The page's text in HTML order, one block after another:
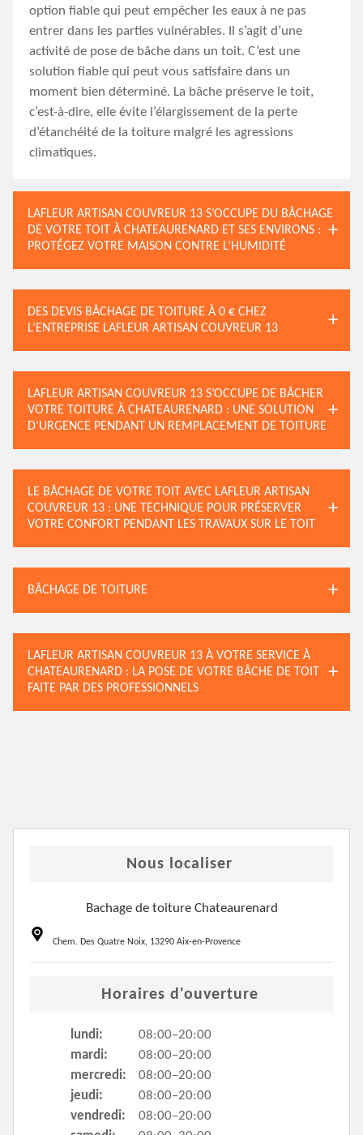
option fiable qui peut empêcher les eaux à ne pas
entrer dans les parties vulnérables. Il s’agit d’une
activité de pose de bâche dans un toit. C’est une
solution fiable qui peut vous satisfaire dans un
moment bien déterminé. La bâche préserve le toit,
c’est-à-dire, elle évite l’élargissement de la perte
d’étanchéité de la toiture malgré les agressions
climatiques.
LAFLEUR ARTISAN COUVREUR 13 S’OCCUPE DU BÂCHAGE
DE VOTRE TOIT À CHATEAURENARD ET SES ENVIRONS :
PROTÉGEZ VOTRE MAISON CONTRE L’HUMIDITÉ
DES DEVIS BÂCHAGE DE TOITURE À 0 € CHEZ
L’ENTREPRISE LAFLEUR ARTISAN COUVREUR 13
LAFLEUR ARTISAN COUVREUR 13 S’OCCUPE DE BÂCHER
VOTRE TOITURE À CHATEAURENARD : UNE SOLUTION
D’URGENCE PENDANT UN REMPLACEMENT DE TOITURE
LE BÂCHAGE DE VOTRE TOIT AVEC LAFLEUR ARTISAN
COUVREUR 13 : UNE TECHNIQUE POUR PRÉSERVER
VOTRE CONFORT PENDANT LES TRAVAUX SUR LE TOIT
BÂCHAGE DE TOITURE
LAFLEUR ARTISAN COUVREUR 13 À VOTRE SERVICE À
CHATEAURENARD : LA POSE DE VOTRE BÂCHE DE TOIT
FAITE PAR DES PROFESSIONNELS
Nous localiser
Bachage de toiture Chateaurenard
Chem. Des Quatre Noix, 13290 Aix-en-Provence
Horaires d'ouverture
lundi:
08:00–20:00
mardi:
08:00–20:00
mercredi:
08:00–20:00
jeudi:
08:00–20:00
vendredi:
08:00–20:00